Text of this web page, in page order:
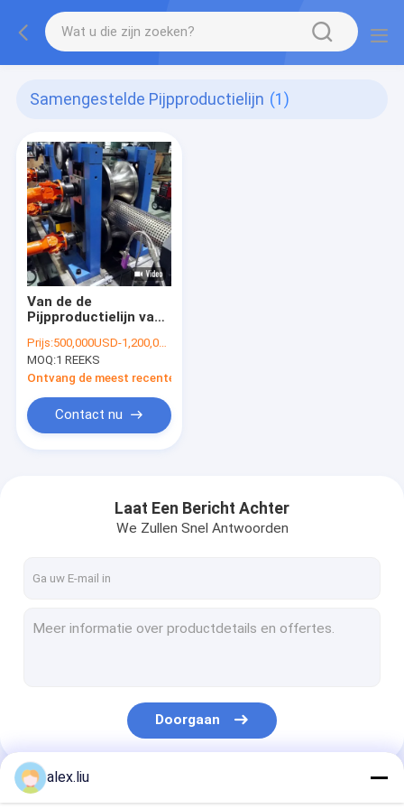
Samengestelde Pijpproductielijn (1)
Van de de
Pijpproductielijn van
Samengestelde
Versterkte
Polyethyleen
Geperforeerde Stijve
Staal Staal
Prijs:500,000USD-1,200,000USD
MOQ:1 REEKS
Ontvang de meest recente Prijs
Contact nu
Laat Een Bericht Achter
We Zullen Snel Antwoorden
Doorgaan
Onze Categorieën
alex.liu